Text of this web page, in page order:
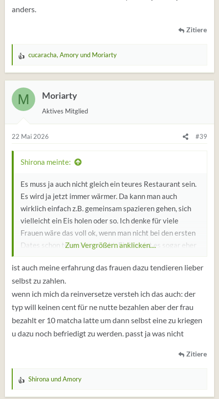
anders.
Zitiere
W
r
t
u
n
e
n
cucaracha, Amoryund Moriarty
M Moriarty
Aktives Mitglied
22 Mai 2026 #39
Shirona meinte:
Es muss ja auch nicht gleich ein teures Restaurant sein.
Es wird ja jetzt immer wärmer. Da kann man auch
wirklich einfach z.B. gemeinsam spazieren gehen, sich
vielleicht ein Eis holen oder so. Ich denke für viele
Frauen wäre das voll ok, wenn man nicht bei den ersten
Dates schon teuer essen geht. Einigen ist es sogar eher
unangenehm, wenn sie eingeladen werden und zahlen
lieber selbst. Bei mir wäre das jedenfalls so. Wenn du es
bisher von dir aus immer großzügig angeboten hast, bist
du ja selbst dafür verantwortlich, das ist eben keine
Garantie, dass deswegen auch was bei "rumkommt"
bzw. mehr draus wird. Ich würde das also an deiner
Stelle lassen, wenn es dich stört Geld zu investieren
Erwartungs- und Anspruchshaltung hat, dass man beim
alles bezahlen soll, dann wirst du es schon merken und
Zum Vergrößern anklicken....
ist auch meine erfahrung das frauen dazu tendieren lieber
selbst zu zahlen.
wenn ich mich da reinversetze versteh ich das auch: der
typ will keinen cent für ne nutte bezahlen aber der frau
bezahlt er 10 matcha latte um dann selbst eine zu kriegen
u dazu noch befriedigt zu werden. passt ja was nicht
Zitiere
W
Shirona undAmory